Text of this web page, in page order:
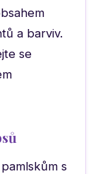
a barviv.
se
s